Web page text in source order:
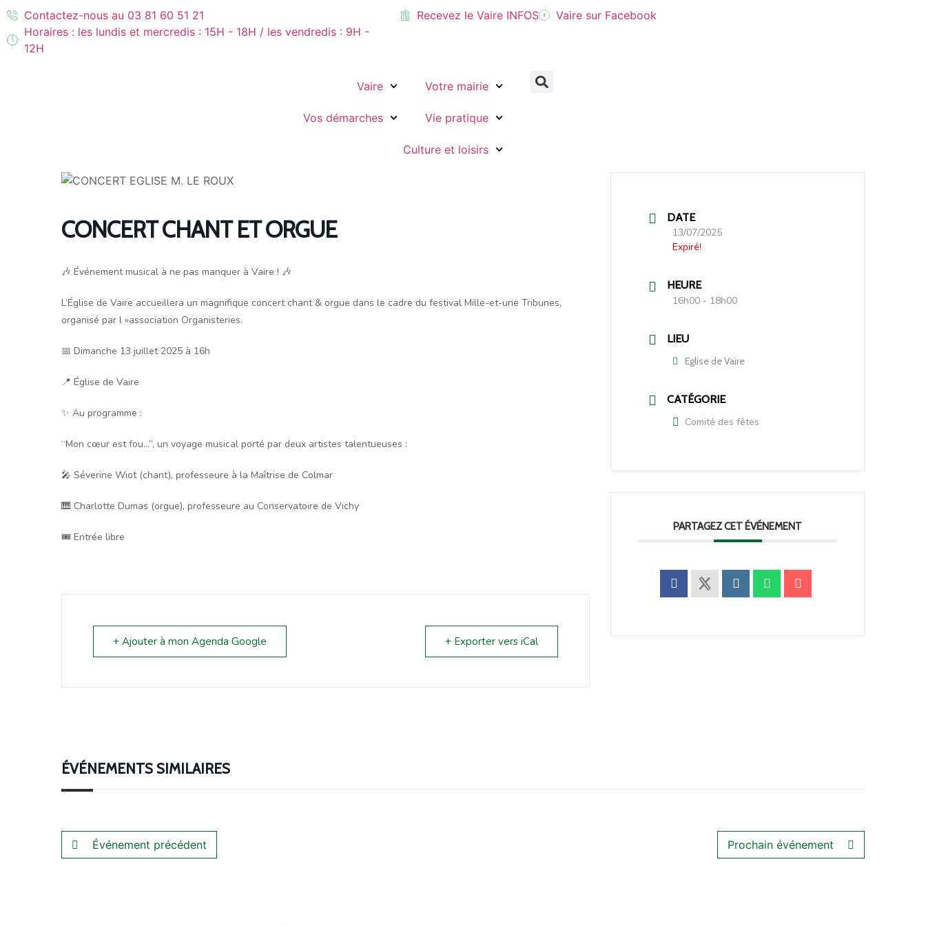
Contactez-nous au 03 81 60 51 21
Horaires : les lundis et mercredis : 15H - 18H / les vendredis : 9H -
12H
Recevez le Vaire INFOS Vaire sur Facebook
Vaire Votre mairie
Vos démarches Vie pratique
Culture et loisirs
CONCERT CHANT ET ORGUE
🎶 Événement musical à ne pas manquer à Vaire ! 🎶
L’Église de Vaire accueillera un magnifique concert chant & orgue dans le cadre du festival Mille-et-une Tribunes,
organisé par l »association Organisteries.
📅 Dimanche 13 juillet 2025 à 16h
📍 Église de Vaire
✨ Au programme :
“Mon cœur est fou…”, un voyage musical porté par deux artistes talentueuses :
🎤 Séverine Wiot (chant), professeure à la Maîtrise de Colmar
🎹 Charlotte Dumas (orgue), professeure au Conservatoire de Vichy
🎟️ Entrée libre
+ Ajouter à mon Agenda Google + Exporter vers iCal
DATE
13/07/2025
Expiré!
HEURE
16h00 - 18h00
LIEU
Eglise de Vaire
CATÉGORIE
Comité des fêtes
PARTAGEZ CET ÉVÉNEMENT
ÉVÉNEMENTS SIMILAIRES
Événement précédent Prochain événement